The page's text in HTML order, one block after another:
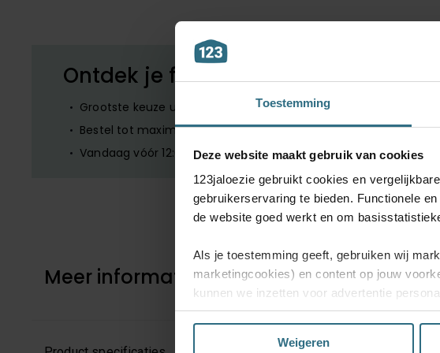
Toestemming
Deze website maakt gebruik van cookies
123jaloezie gebruikt cookies en
gebruikerservaring te bieden. Functionele
de website goed werkt en om
Als je toestemming geeft, gebruiken wij
marketingcookies) en content op jouw
kunnen we inzetten voor advertentie
website en mogelijk ook daarbuiten volgen.
Kies je voor ‘Alles accepteren’, dan ga je
Weigeren
Ontdek je favoriete product!
Grootste keuze uit diverse materialen en kleuren.
Bestel tot maximaal 6 GRATIS monsters
Vandaag vóór 12:00 besteld is morgen in huis
Meer informatie